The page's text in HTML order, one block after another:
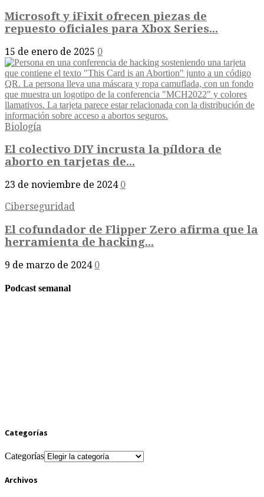
Microsoft y iFixit ofrecen piezas de
repuesto oficiales para Xbox Series...
15 de enero de 2025 0
Biología
El colectivo DIY incrusta la píldora de
aborto en tarjetas de...
23 de noviembre de 2024 0
Ciberseguridad
El cofundador de Flipper Zero afirma que la
herramienta de hacking...
9 de marzo de 2024 0
Podcast semanal
Categorías
Categorías
Archivos